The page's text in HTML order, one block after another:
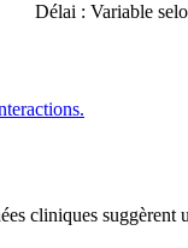
Délai : Variable
cliniques suggèrent